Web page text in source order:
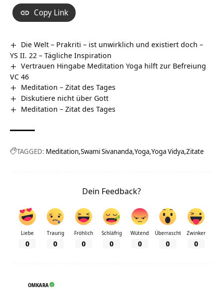
Copy Link
Die Welt – Prakriti – ist unwirklich und existiert doch –
YS II. 22 – Tägliche Inspiration
Vertrauen Hingabe Meditation Yoga hilft zur Befreiung
VC 46
Meditation – Zitat des Tages
Diskutiere nicht über Gott
Meditation – Zitat des Tages
TAGGED: Meditation Swami Sivananda Yoga Yoga Vidya Zitate
Dein Feedback?
Liebe
0
Traurig
0
Fröhlich
0
Schläfrig
0
Wütend
0
Überrascht
0
Zwinker
0
OMKARA